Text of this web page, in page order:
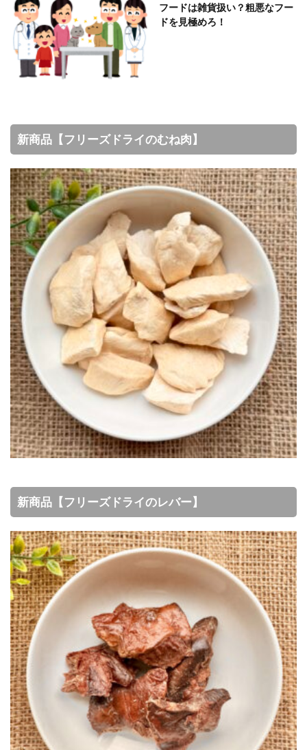
フードは雑貨扱い？粗悪なフー
ドを見極めろ！
新商品【フリーズドライのむね肉】
新商品【フリーズドライのレバー】